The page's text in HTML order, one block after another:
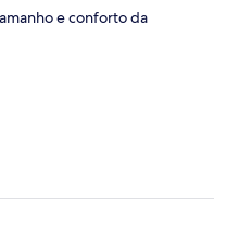
e conforto da